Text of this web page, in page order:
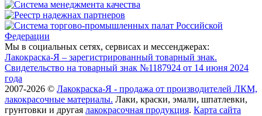
Мы в социальных сетях, сервисах и мессенджерах:
Лакокраска-Я – зарегистрированный товарный знак.
Свидетельство на товарный знак №1187924 от 14 июня 2024
года
2007-2026 © Лакокраска-Я - продажа от производителей ЛКМ,
лакокрасочные материалы. Лаки, краски, эмали, шпатлевки,
грунтовки и другая лакокрасочная продукция. Карта сайта